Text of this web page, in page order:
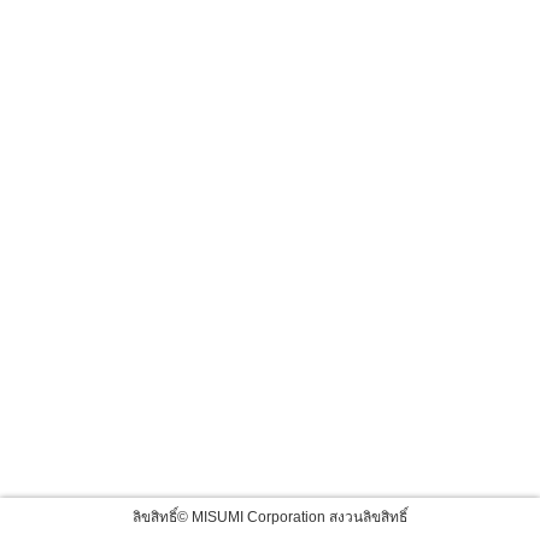
ลิขสิทธิ์© MISUMI Corporation สงวนลิขสิทธิ์